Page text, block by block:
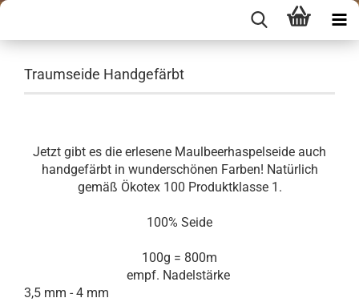
Traumseide Handgefärbt
Jetzt gibt es die erlesene Maulbeerhaspelseide auch
handgefärbt in wunderschönen Farben! Natürlich
gemäß Ökotex 100 Produktklasse 1.
100% Seide
100g = 800m
empf. Nadelstärke
3,5 mm - 4 mm